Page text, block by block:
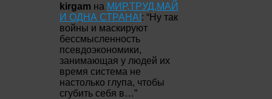
kirgam на МИР,ТРУД,МАЙ
И ОДНА СТРАНА!: “Ну так
войны и маскируют
бессмысленность
псевдоэкономики,
занимающая у людей их
время система не
настолько глупа, чтобы
сгубить себя в…”